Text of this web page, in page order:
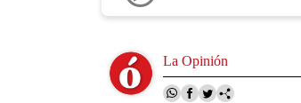
Image La Opinión